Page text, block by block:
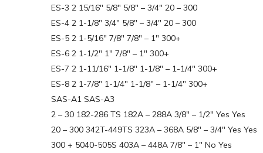
ES-3 2 15/16″ 5/8″ 5/8″ – 3/4″ 20 – 300
ES-4 2 1-1/8″ 3/4″ 5/8″ – 3/4″ 20 – 300
ES-5 2 1-5/16″ 7/8″ 7/8″ – 1″ 300+
ES-6 2 1-1/2″ 1″ 7/8″ – 1″ 300+
ES-7 2 1-11/16″ 1-1/8″ 1-1/8″ – 1-1/4″ 300+
ES-8 2 1-7/8″ 1-1/4″ 1-1/8″ – 1-1/4″ 300+
SAS-A1 SAS-A3
2 – 30 182-286 TS 182A – 288A 3/8″ – 1/2″ Yes Yes
20 – 300 342T-449TS 323A – 368A 5/8″ – 3/4″ Yes Yes
300 + 5040-505S 403A – 448A 7/8″ – 1″ No Yes